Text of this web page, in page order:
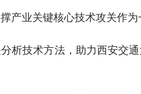
产业关键核心技术攻关作为
析技术方法，助力西安交